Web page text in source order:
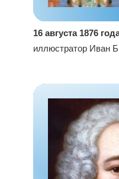
16 августа 1876
иллюстратор Иван